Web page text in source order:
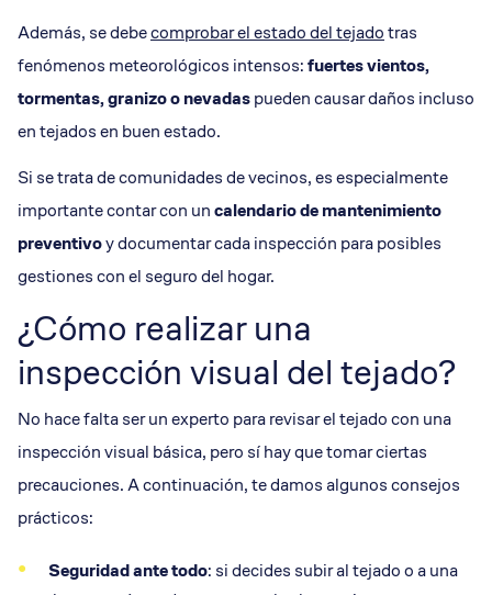
Además, se debecomprobar el estado del tejadotras
fenómenos meteorológicos intensos:fuertes vientos,
tormentas, granizo o nevadaspueden causar daños incluso
en tejados en buen estado.
Si se trata de comunidades de vecinos, es especialmente
importante contar con uncalendario demantenimiento
preventivoy documentar cada inspección para posibles
gestiones con el seguro del hogar.
¿Cómo realizar una
inspección visual del tejado?
No hace falta ser un experto para revisar el tejado con una
inspección visual básica, pero sí hay que tomar ciertas
precauciones. A continuación, te damos algunos consejos
prácticos:
Seguridadante todo: si decides subir al tejado o a una